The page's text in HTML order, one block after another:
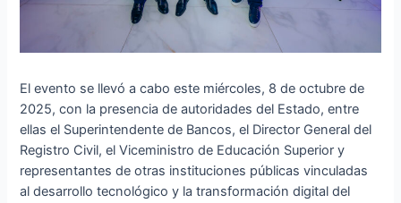
El evento se llevó a cabo este miércoles, 8 de octubre de
2025, con la presencia de autoridades del Estado, entre
ellas el Superintendente de Bancos, el Director General del
Registro Civil, el Viceministro de Educación Superior y
representantes de otras instituciones públicas vinculadas
al desarrollo tecnológico y la transformación digital del